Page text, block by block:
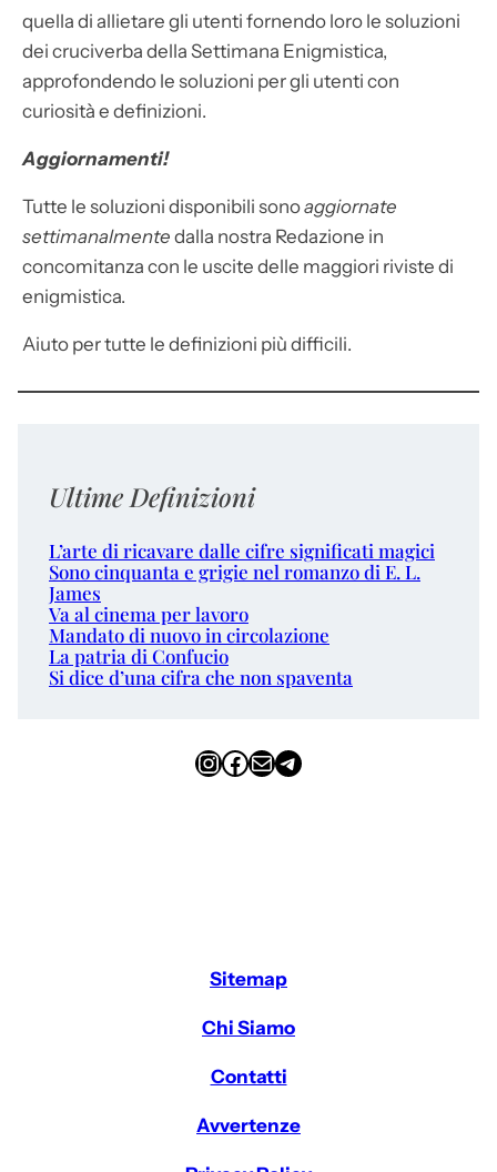
quella di allietare gli utenti fornendo loro le soluzioni
dei cruciverba della Settimana Enigmistica,
approfondendo le soluzioni per gli utenti con
curiosità e definizioni.
Aggiornamenti!
Tutte le soluzioni disponibili sonoaggiornate
settimanalmente dalla nostra Redazione in
concomitanza con le uscite delle maggiori riviste di
enigmistica.
Aiuto per tutte le definizioni più difficili.
Ultime Definizioni
L’arte di ricavare dalle cifre significati magici
Sono cinquanta e grigie nel romanzo di E. L.
James
Va al cinema per lavoro
Mandato di nuovo in circolazione
La patria di Confucio
Si dice d’una cifra che non spaventa
InstagramFacebook Email Telegram
Sitemap
Chi Siamo
Contatti
Avvertenze